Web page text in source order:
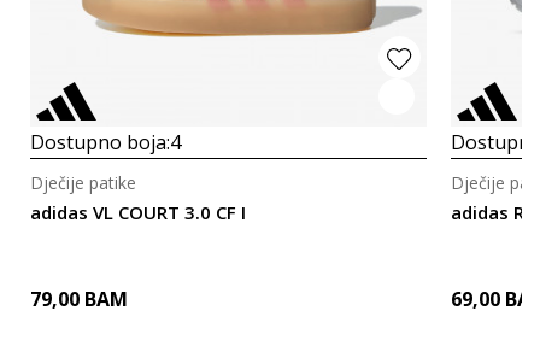
Dostupno boja:4
adidas VL COURT 3.0 CF I
Dječije patike
79,00 BAM
adidas
Dječije
69,00